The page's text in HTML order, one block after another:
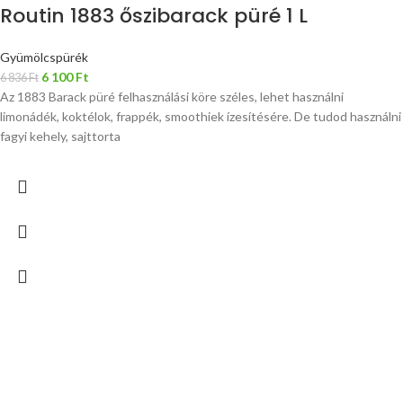
Routin 1883 őszibarack püré 1 L
Gyümölcspürék
6 836Ft 6 100Ft
Az 1883 Barack püré felhasználási köre széles, lehet használni
limonádék, koktélok, frappék, smoothiek ízesítésére. De tudod használni
fagyi kehely, sajttorta